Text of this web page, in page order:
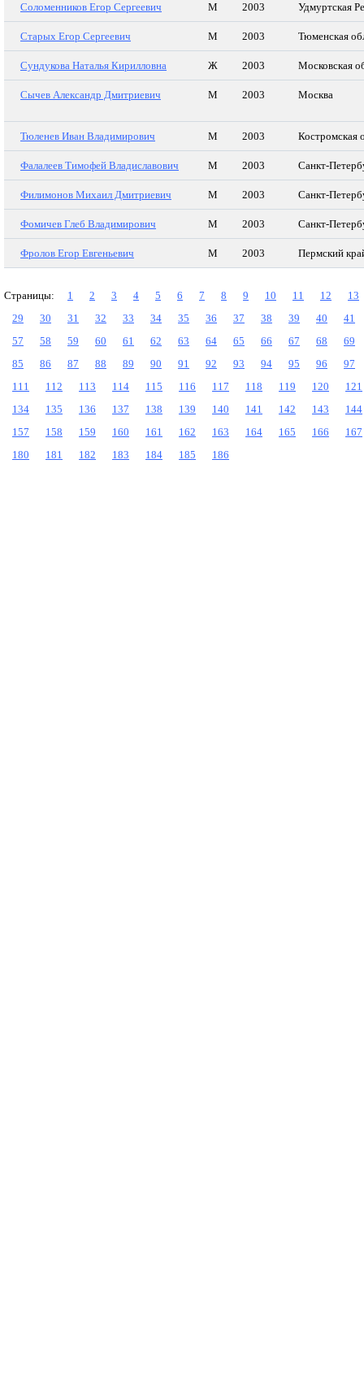
Соломенников Егор Сергеевич М 2003 Удмуртская
Старых Егор Сергеевич М 2003 Тюменская
Сундукова Наталья Кирилловна Ж 2003 Московская
Сычев Александр Дмитриевич М 2003 Москва
Тюленев Иван Владимирович М 2003 Костромская
Фалалеев Тимофей Владиславович М 2003 Санкт-
Филимонов Михаил Дмитриевич М 2003 Санкт-
Фомичев Глеб Владимирович М 2003 Санкт-
Фролов Егор Евгеньевич М 2003 Пермский
Страницы: 1 2 3 4 5 6 7 8 9 10 11 12
13
29
30 31 32 33 34 35 36 37 38 39 40
41
57
58 59 60 61 62 63 64 65 66 67 68
69
85
86 87 88 89 90 91 92 93 94 95 96
97
111
112 113 114 115 116 117 118 119 120
121
134
135 136 137 138 139 140 141 142 143
144
157
158 159 160 161 162 163 164 165 166
167
180
181 182 183 184 185 186